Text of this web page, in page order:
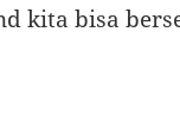
kita bisa